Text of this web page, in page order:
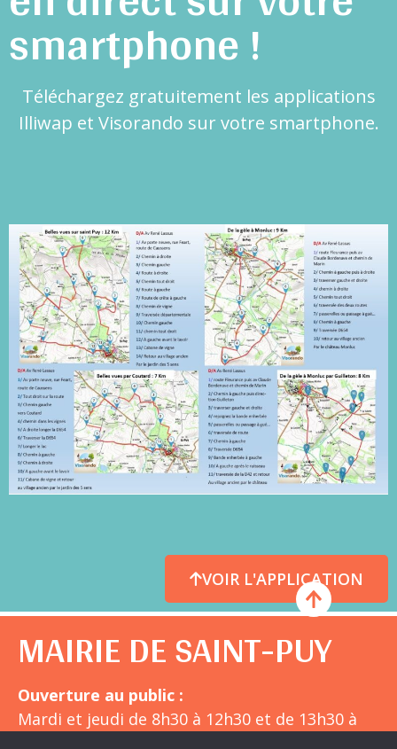
smartphone !
Téléchargez gratuitement les applications
Illiwap et Visorando sur votre smartphone.
VOIR L'APPLICATION
MAIRIE DE SAINT-PUY
Ouverture au public :
Mardi et jeudi de 8h30 à 12h30 et de 13h30 à